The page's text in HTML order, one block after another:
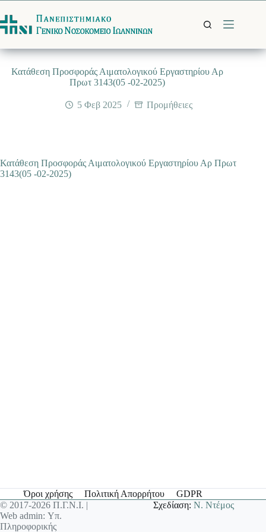
στο
περιεχόμενο
Κατάθεση Προσφοράς Αιματολογικού Εργαστηρίου Αρ
Πρωτ 3143(05 -02-2025)
5 Φεβ 2025 Προμήθειες
Κατάθεση Προσφοράς Αιματολογικού Εργαστηρίου Αρ Πρωτ
3143(05 -02-2025)
Όροι χρήσης Πολιτική Απορρήτου
GDPR
© 2017-2026 Π.Γ.Ν.Ι. |
Web admin: Υπ.
Πληροφορικής
Σχεδίαση:Ν. Ντέμος